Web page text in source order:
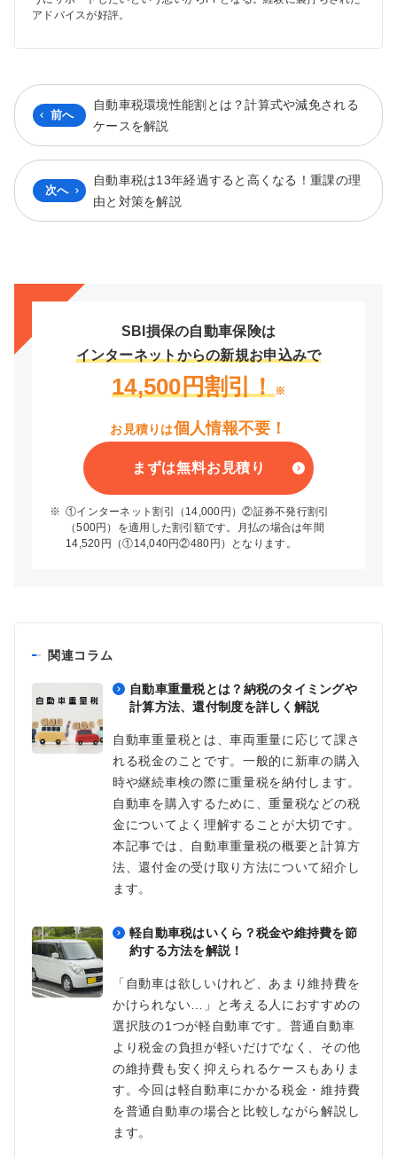
アドバイスが好評。
前へ
自動車税環境性能割とは？計算式や減免される
ケースを解説
次へ
自動車税は13年経過すると高くなる！重課の理
由と対策を解説
SBI損保の自動車保険は
インターネットからの新規お申込みで
14,500円割引！ ※
お見積りは個人情報不要！
まずは無料お見積り
※ ①インターネット割引（14,000円）②証券不発行割引
（500円）を適用した割引額です。月払の場合は年間
14,520円（①14,040円②480円）となります。
関連コラム
自動車重量税とは？納税のタイミングや
計算方法、還付制度を詳しく解説
自動車重量税とは、車両重量に応じて課さ
れる税金のことです。一般的に新車の購入
時や継続車検の際に重量税を納付します。
自動車を購入するために、重量税などの税
金についてよく理解することが大切です。
本記事では、自動車重量税の概要と計算方
法、還付金の受け取り方法について紹介し
ます。
軽自動車税はいくら？税金や維持費を節
約する方法を解説！
「自動車は欲しいけれど、あまり維持費を
かけられない…」と考える人におすすめの
選択肢の1つが軽自動車です。普通自動車
より税金の負担が軽いだけでなく、その他
の維持費も安く抑えられるケースもありま
す。今回は軽自動車にかかる税金・維持費
を普通自動車の場合と比較しながら解説し
ます。